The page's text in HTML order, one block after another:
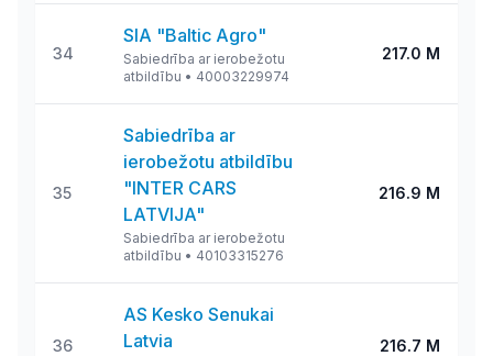
34
SIA "Baltic Agro"
Sabiedrība ar ierobežotu
atbildību • 40003229974
217.0 M
35
Sabiedrība ar
ierobežotu atbildību
"INTER CARS
LATVIJA"
Sabiedrība ar ierobežotu
atbildību • 40103315276
216.9 M
36
AS Kesko Senukai
Latvia
216.7 M